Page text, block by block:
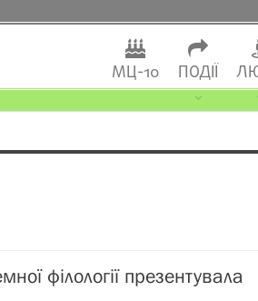
МЦ-10 ПОДІЇ
філології презентувала